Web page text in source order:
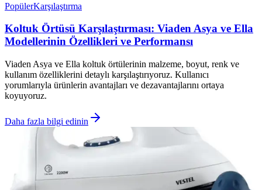
PopülerKarşılaştırma
Koltuk Örtüsü Karşılaştırması: Viaden Asya ve Ella
Modellerinin Özellikleri ve Performansı
Viaden Asya ve Ella koltuk örtülerinin malzeme, boyut, renk ve
kullanım özelliklerini detaylı karşılaştırıyoruz. Kullanıcı
yorumlarıyla ürünlerin avantajları ve dezavantajlarını ortaya
koyuyoruz.
Daha fazla bilgi edinin